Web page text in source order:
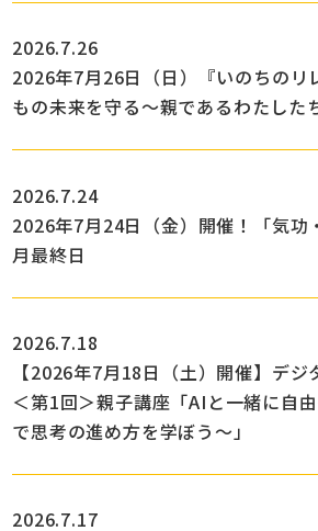
2026.7.26
2026年7月26日（日）『いのちのリ
もの未来を守る～親であるわたした
2026.7.24
2026年7月24日（金）開催！「気
月最終日
2026.7.18
【2026年7月18日（土）開催】デ
＜第1回＞親子講座「AIと一緒に自
で思考の進め方を学ぼう～」
2026.7.17